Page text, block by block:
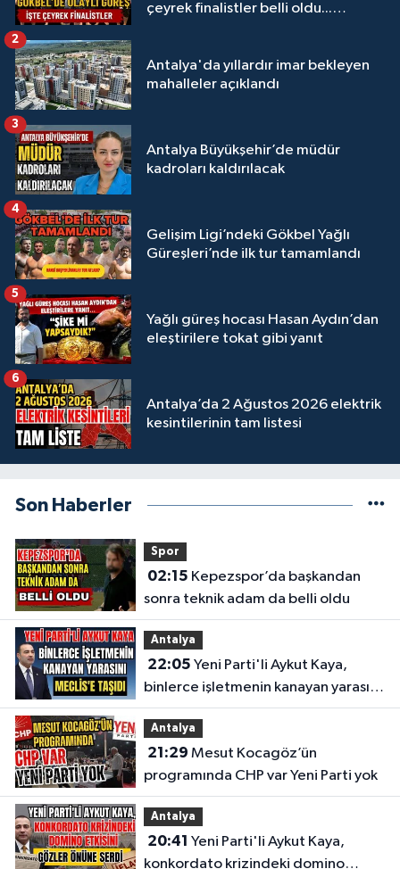
çeyrek finalistler belli oldu...
Antalya'da yıllardır imar bekleyen
mahalleler açıklandı
2
Antalya Büyükşehir’de müdür
kadroları kaldırılacak
3
Gelişim Ligi’ndeki Gökbel Yağlı
Güreşleri’nde ilk tur tamamlandı
4
Yağlı güreş hocası Hasan Aydın’dan
eleştirilere tokat gibi yanıt
5
Antalya’da 2 Ağustos 2026 elektrik
kesintilerinin tam listesi
6
Son Haberler
Spor
02:15
sonra teknik adam da belli oldu
Antalya
22:05
binlerce işletmenin kanayan yarasını
Meclis'e taşıdı
Antalya
21:29
programında CHP var Yeni Parti yok
Antalya
20:41
konkordato krizindeki domino